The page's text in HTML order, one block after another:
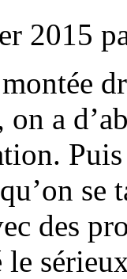
2015
a
des
le